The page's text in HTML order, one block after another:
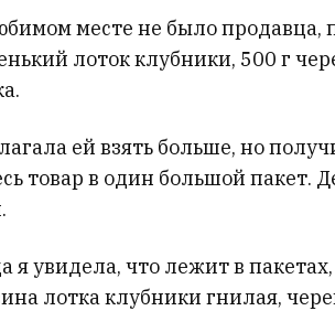
месте не было продавца,
лоток клубники, 500 г
ей взять больше, но
товар в один большой пакет.
я увидела, что лежит в
лотка клубники гнилая,